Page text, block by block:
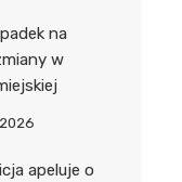
na
w
apeluje o